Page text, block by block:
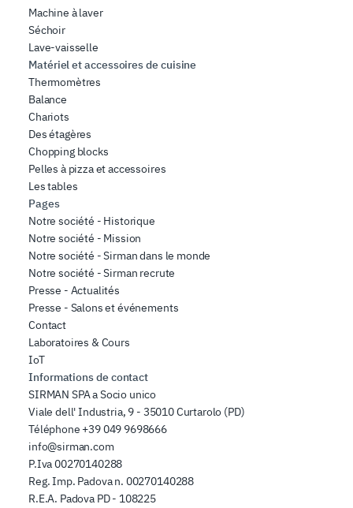
Machine à laver
Séchoir
Lave-vaisselle
Matériel et accessoires de cuisine
Thermomètres
Balance
Chariots
Des étagères
Chopping blocks
Pelles à pizza et accessoires
Les tables
Pages
Notre société - Historique
Notre société - Mission
Notre société - Sirman dans le monde
Notre société - Sirman recrute
Presse - Actualités
Presse - Salons et événements
Contact
Laboratoires & Cours
IoT
Informations de contact
SIRMAN SPA a Socio unico
Viale dell' Industria, 9 - 35010 Curtarolo (PD)
Téléphone +39 049 9698666
info@sirman.com
P.Iva 00270140288
Reg. Imp. Padova n. 00270140288
R.E.A. Padova PD - 108225